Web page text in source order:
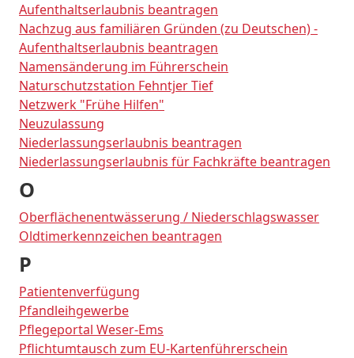
Aufenthaltserlaubnis beantragen
Nachzug aus familiären Gründen (zu Deutschen) -
Aufenthaltserlaubnis beantragen
Namensänderung im Führerschein
Naturschutzstation Fehntjer Tief
Netzwerk "Frühe Hilfen"
Neuzulassung
Niederlassungserlaubnis beantragen
Niederlassungserlaubnis für Fachkräfte beantragen
O
Oberflächenentwässerung / Niederschlagswasser
Oldtimerkennzeichen beantragen
P
Patientenverfügung
Pfandleihgewerbe
Pflegeportal Weser-Ems
Pflichtumtausch zum EU-Kartenführerschein